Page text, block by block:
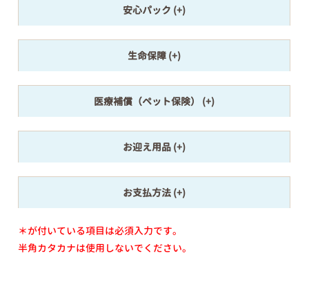
安心パック
生命保障
医療補償（ペット保険）
お迎え用品
お支払方法
＊が付いている項目は必須入力です。
半角カタカナは使用しないでください。